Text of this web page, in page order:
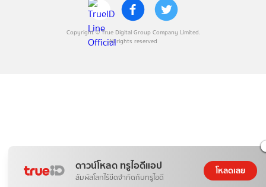
ดาวน์โหลด ทรูไอดีแอป
สัมผัสโลกไร้ขีดจำกัดกับทรูไอดี
โหลดเลย
Copyright © True Digital Group Company Limited.
All rights reserved